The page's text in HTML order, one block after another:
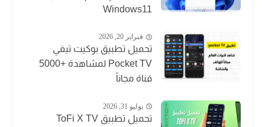
Windows11
فبراير 20, 2026
تحميل تطبيق بوكيت تيفي
Pocket TV لمشاهدة +5000
قناة مجاناً
يوليو 31, 2026
تحميل تطبيق ToFi X TV